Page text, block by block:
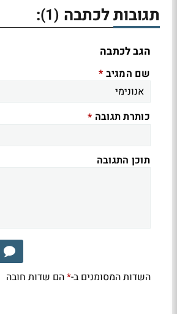
תגובות לכתבה (1)
:
הגב לכתבה
שם המגיב *
כותרת תגובה *
תוכן התגובה
השדות המסומנים ב-*הם שדות חובה